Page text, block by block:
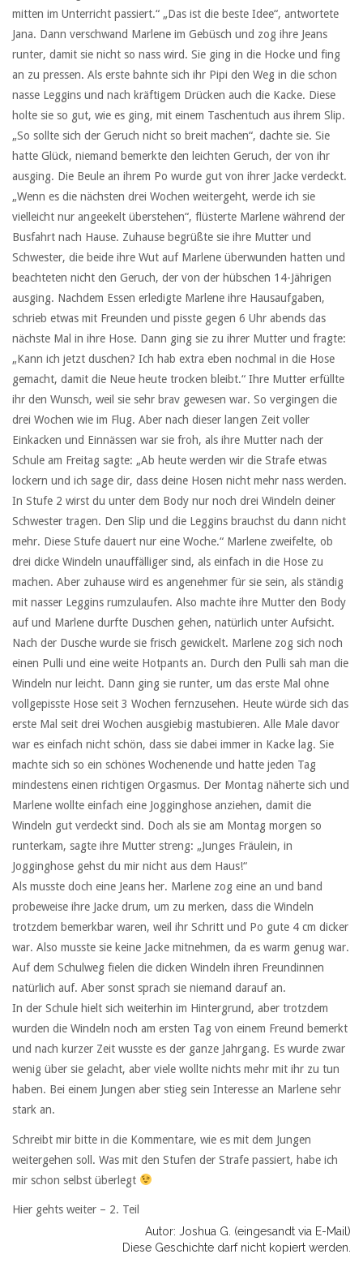
mitten im Unterricht passiert.“ „Das ist die beste Idee“, antwortete
Jana. Dann verschwand Marlene im Gebüsch und zog ihre Jeans
runter, damit sie nicht so nass wird. Sie ging in die Hocke und fing
an zu pressen. Als erste bahnte sich ihr Pipi den Weg in die schon
nasse Leggins und nach kräftigem Drücken auch die Kacke. Diese
holte sie so gut, wie es ging, mit einem Taschentuch aus ihrem Slip.
„So sollte sich der Geruch nicht so breit machen“, dachte sie. Sie
hatte Glück, niemand bemerkte den leichten Geruch, der von ihr
ausging. Die Beule an ihrem Po wurde gut von ihrer Jacke verdeckt.
„Wenn es die nächsten drei Wochen weitergeht, werde ich sie
vielleicht nur angeekelt überstehen“, flüsterte Marlene während der
Busfahrt nach Hause. Zuhause begrüßte sie ihre Mutter und
Schwester, die beide ihre Wut auf Marlene überwunden hatten und
beachteten nicht den Geruch, der von der hübschen 14-Jährigen
ausging. Nachdem Essen erledigte Marlene ihre Hausaufgaben,
schrieb etwas mit Freunden und pisste gegen 6 Uhr abends das
nächste Mal in ihre Hose. Dann ging sie zu ihrer Mutter und fragte:
„Kann ich jetzt duschen? Ich hab extra eben nochmal in die Hose
gemacht, damit die Neue heute trocken bleibt.“ Ihre Mutter erfüllte
ihr den Wunsch, weil sie sehr brav gewesen war. So vergingen die
drei Wochen wie im Flug. Aber nach dieser langen Zeit voller
Einkacken und Einnässen war sie froh, als ihre Mutter nach der
Schule am Freitag sagte: „Ab heute werden wir die Strafe etwas
lockern und ich sage dir, dass deine Hosen nicht mehr nass werden.
In Stufe 2 wirst du unter dem Body nur noch drei Windeln deiner
Schwester tragen. Den Slip und die Leggins brauchst du dann nicht
mehr. Diese Stufe dauert nur eine Woche.“ Marlene zweifelte, ob
drei dicke Windeln unauffälliger sind, als einfach in die Hose zu
machen. Aber zuhause wird es angenehmer für sie sein, als ständig
mit nasser Leggins rumzulaufen. Also machte ihre Mutter den Body
auf und Marlene durfte Duschen gehen, natürlich unter Aufsicht.
Nach der Dusche wurde sie frisch gewickelt. Marlene zog sich noch
einen Pulli und eine weite Hotpants an. Durch den Pulli sah man die
Windeln nur leicht. Dann ging sie runter, um das erste Mal ohne
vollgepisste Hose seit 3 Wochen fernzusehen. Heute würde sich das
erste Mal seit drei Wochen ausgiebig mastubieren. Alle Male davor
war es einfach nicht schön, dass sie dabei immer in Kacke lag. Sie
machte sich so ein schönes Wochenende und hatte jeden Tag
mindestens einen richtigen Orgasmus. Der Montag näherte sich und
Marlene wollte einfach eine Jogginghose anziehen, damit die
Windeln gut verdeckt sind. Doch als sie am Montag morgen so
runterkam, sagte ihre Mutter streng: „Junges Fräulein, in
Jogginghose gehst du mir nicht aus dem Haus!“
Als musste doch eine Jeans her. Marlene zog eine an und band
probeweise ihre Jacke drum, um zu merken, dass die Windeln
trotzdem bemerkbar waren, weil ihr Schritt und Po gute 4 cm dicker
war. Also musste sie keine Jacke mitnehmen, da es warm genug war.
Auf dem Schulweg fielen die dicken Windeln ihren Freundinnen
natürlich auf. Aber sonst sprach sie niemand darauf an.
In der Schule hielt sich weiterhin im Hintergrund, aber trotzdem
wurden die Windeln noch am ersten Tag von einem Freund bemerkt
und nach kurzer Zeit wusste es der ganze Jahrgang. Es wurde zwar
wenig über sie gelacht, aber viele wollte nichts mehr mit ihr zu tun
haben. Bei einem Jungen aber stieg sein Interesse an Marlene sehr
stark an.
Schreibt mir bitte in die Kommentare, wie es mit dem Jungen
weitergehen soll. Was mit den Stufen der Strafe passiert, habe ich
mir schon selbst überlegt
Hier gehts weiter – 2. Teil
Autor: Joshua G. (eingesandt via E-Mail)
Diese Geschichte darf nicht kopiert werden.